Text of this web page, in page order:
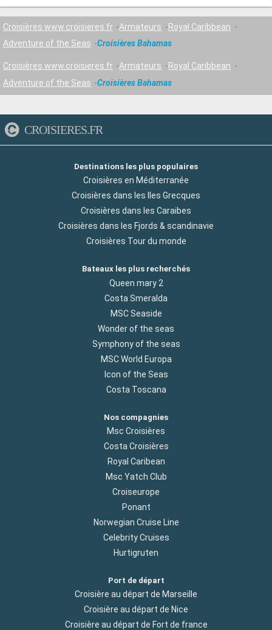
Croisières www.croisieres.fr Armateurs
Royal Caribbean
Adventure of the Seas
Croisières Bahamas
Croisières www.croisieres.fr Armateurs
Royal Caribbean
Adventure of the Seas
Croisières Bahamas
CROISIERES.FR
Destinations les plus populaires
Croisières en Méditerranée
Croisières dans les Iles Grecques
Croisières dans les Caraibes
Croisières dans les Fjords & scandinavie
Croisières Tour du monde
Bateaux les plus recherchés
Queen mary 2
Costa Smeralda
MSC Seaside
Wonder of the seas
Symphony of the seas
MSC World Europa
Icon of the Seas
Costa Toscana
Nos compagnies
Msc Croisières
Costa Croisières
Royal Caribean
Msc Yatch Club
Croiseurope
Ponant
Norwegian Cruise Line
Celebrity Cruises
Hurtigruten
Port de départ
Croisière au départ de Marseille
Croisière au départ de Nice
Croisière au départ de Fort de france